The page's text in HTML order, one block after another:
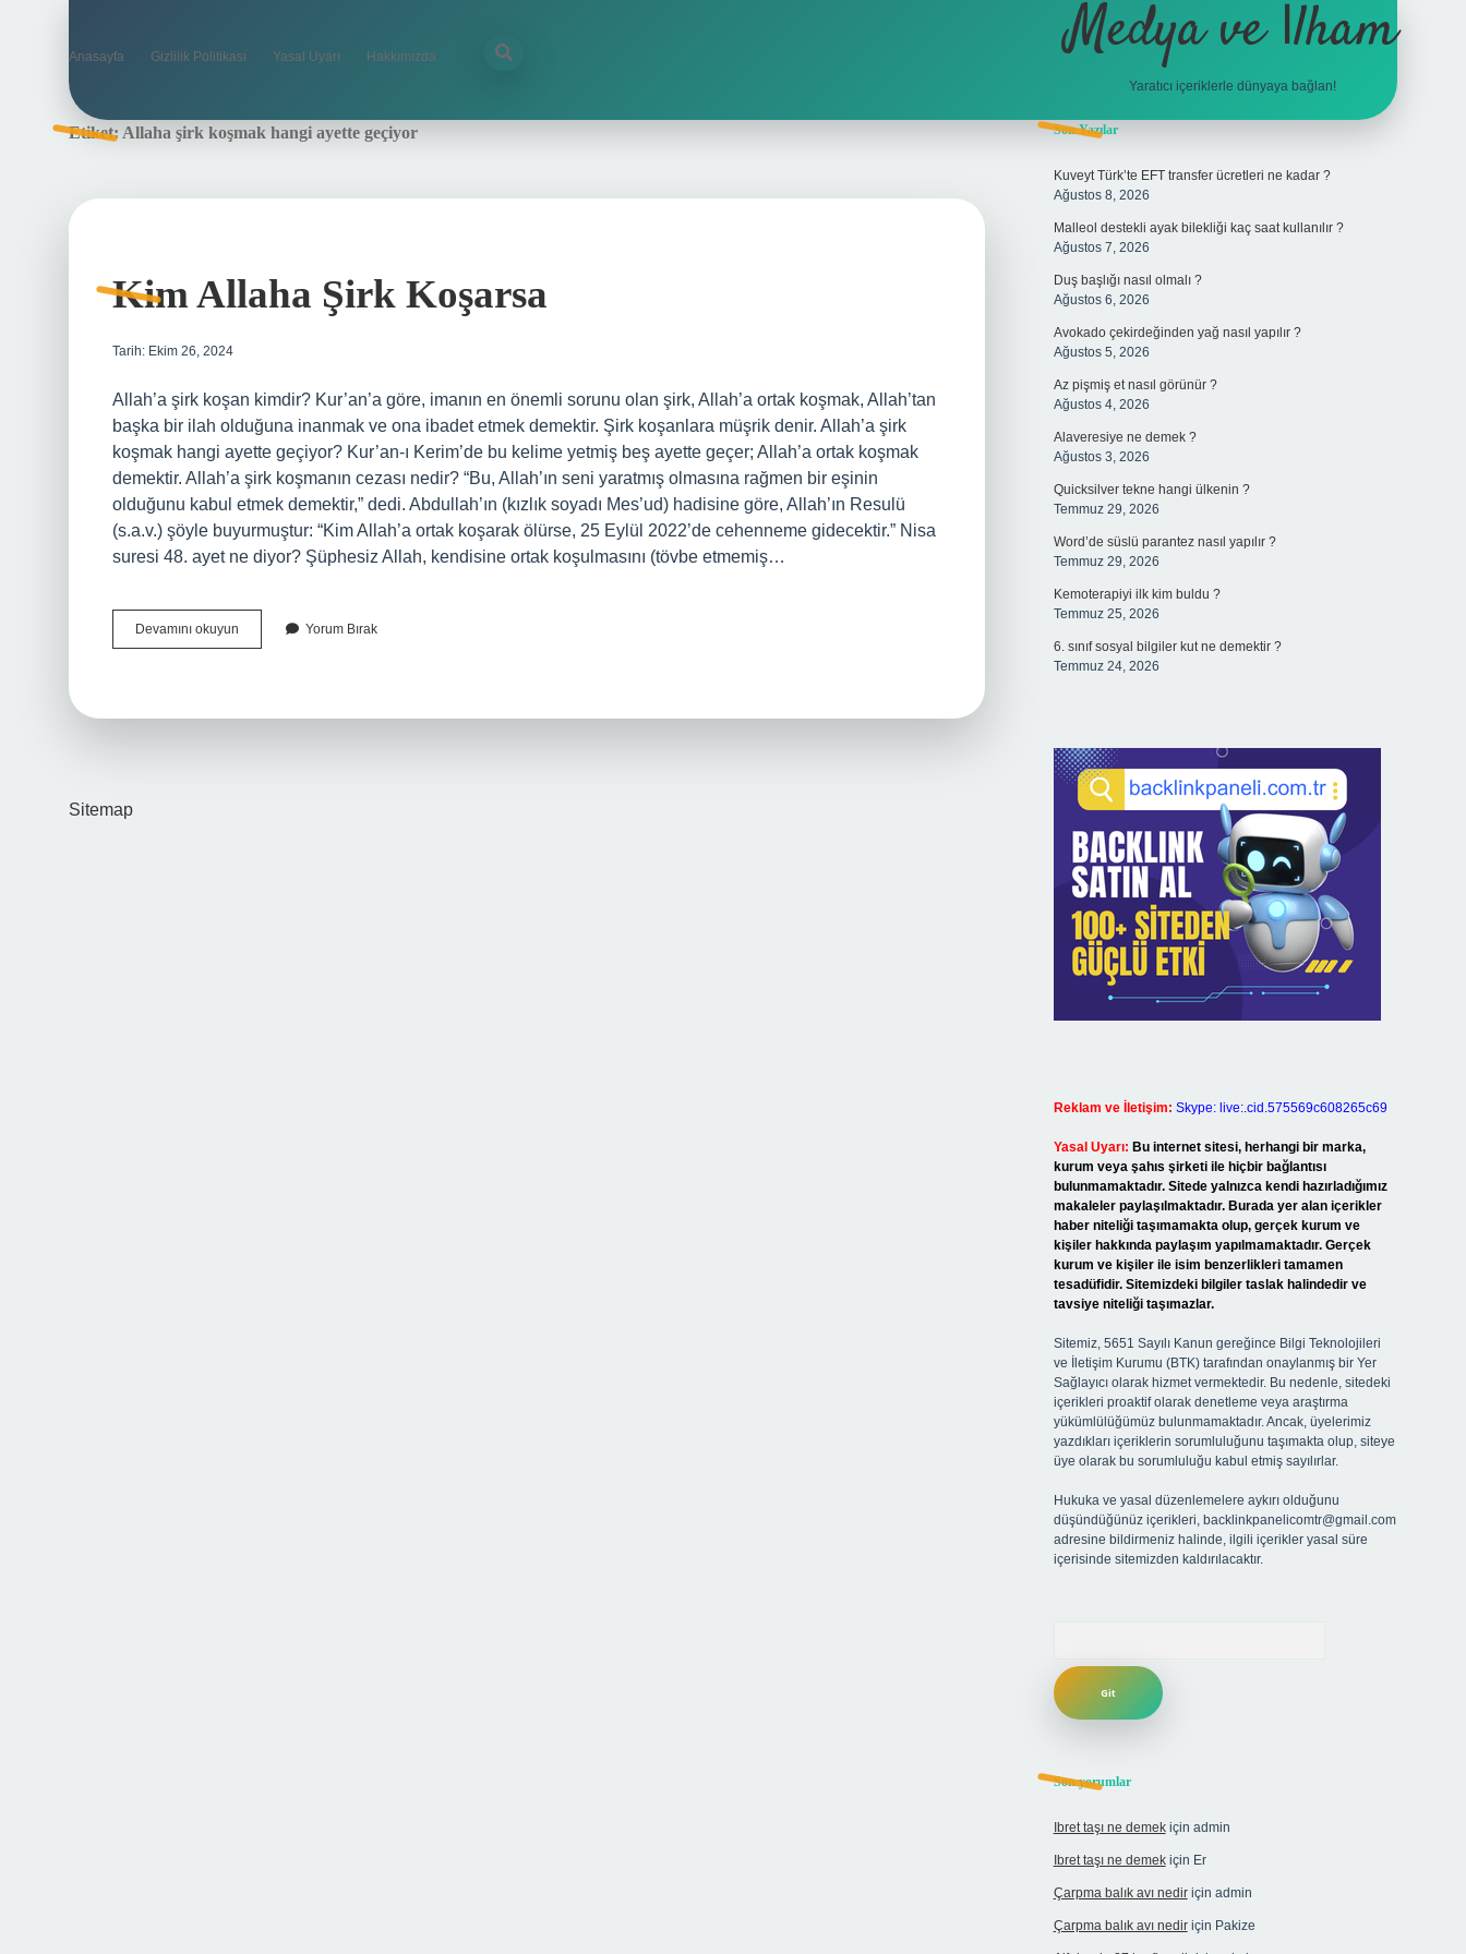
Anasayfa Gizlilik Politikası Yasal Uyarı Hakkımızda Medya ve İlham
Yaratıcı içeriklerle dünyaya bağlan!
Etiket: Allaha şirk koşmak hangi ayette geçiyor
Kim Allaha Şirk Koşarsa
Tarih: Ekim 26, 2024
Allah’a şirk koşan kimdir? Kur’an’a göre, imanın en önemli sorunu olan şirk, Allah’a ortak koşmak, Allah’tan
başka bir ilah olduğuna inanmak ve ona ibadet etmek demektir. Şirk koşanlara müşrik denir. Allah’a şirk
koşmak hangi ayette geçiyor? Kur’an-ı Kerim’de bu kelime yetmiş beş ayette geçer; Allah’a ortak koşmak
demektir. Allah’a şirk koşmanın cezası nedir? “Bu, Allah’ın seni yaratmış olmasına rağmen bir eşinin
olduğunu kabul etmek demektir,” dedi. Abdullah’ın (kızlık soyadı Mes’ud) hadisine göre, Allah’ın Resulü
(s.a.v.) şöyle buyurmuştur: “Kim Allah’a ortak koşarak ölürse, 25 Eylül 2022’de cehenneme gidecektir.” Nisa
suresi 48. ayet ne diyor? Şüphesiz Allah, kendisine ortak koşulmasını (tövbe etmemiş…
Devamını okuyun
Allaha
Yorum Bırak
Sitemap
Sidebar
Son Yazılar
Kuveyt Türk’te EFT transfer ücretleri ne kadar ?
Ağustos 8, 2026
Malleol destekli ayak bilekliği kaç saat kullanılır ?
Ağustos 7, 2026
Duş başlığı nasıl olmalı ?
Ağustos 6, 2026
Avokado çekirdeğinden yağ nasıl yapılır ?
Ağustos 5, 2026
Az pişmiş et nasıl görünür ?
Ağustos 4, 2026
Alaveresiye ne demek ?
Ağustos 3, 2026
Quicksilver tekne hangi ülkenin ?
Temmuz 29, 2026
Word’de süslü parantez nasıl yapılır ?
Temmuz 29, 2026
Kemoterapiyi ilk kim buldu ?
Temmuz 25, 2026
6. sınıf sosyal bilgiler kut ne demektir ?
Temmuz 24, 2026
Reklam ve İletişim: Skype: live:.cid.575569c608265c69
Yasal Uyarı: Bu internet sitesi, herhangi bir marka,
kurum veya şahıs şirketi ile hiçbir bağlantısı
bulunmamaktadır. Sitede yalnızca kendi hazırladığımız
makaleler paylaşılmaktadır. Burada yer alan içerikler
haber niteliği taşımamakta olup, gerçek kurum ve
kişiler hakkında paylaşım yapılmamaktadır. Gerçek
kurum ve kişiler ile isim benzerlikleri tamamen
tesadüfidir. Sitemizdeki bilgiler taslak halindedir ve
tavsiye niteliği taşımazlar.
Sitemiz, 5651 Sayılı Kanun gereğince Bilgi Teknolojileri
ve İletişim Kurumu (BTK) tarafından onaylanmış bir Yer
Sağlayıcı olarak hizmet vermektedir. Bu nedenle, sitedeki
içerikleri proaktif olarak denetleme veya araştırma
yükümlülüğümüz bulunmamaktadır. Ancak, üyelerimiz
yazdıkları içeriklerin sorumluluğunu taşımakta olup, siteye
üye olarak bu sorumluluğu kabul etmiş sayılırlar.
Hukuka ve yasal düzenlemelere aykırı olduğunu
düşündüğünüz içerikleri, backlinkpanelicomtr@gmail.com
adresine bildirmeniz halinde, ilgili içerikler yasal süre
içerisinde sitemizden kaldırılacaktır.
Son yorumlar
Ibret taşı ne demekiçin admin
Ibret taşı ne demekiçin Er
Çarpma balık avı nediriçin admin
Çarpma balık avı nediriçin Pakize